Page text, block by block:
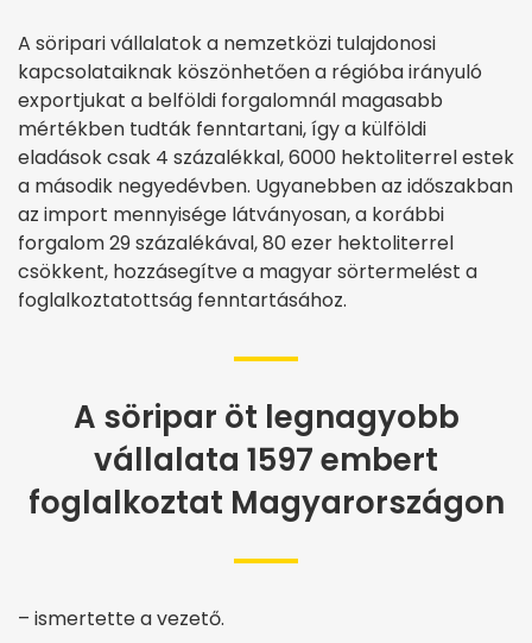
A söripari vállalatok a nemzetközi tulajdonosi
kapcsolataiknak köszönhetően a régióba irányuló
exportjukat a belföldi forgalomnál magasabb
mértékben tudták fenntartani, így a külföldi
eladások csak 4 százalékkal, 6000 hektoliterrel estek
a második negyedévben. Ugyanebben az időszakban
az import mennyisége látványosan, a korábbi
forgalom 29 százalékával, 80 ezer hektoliterrel
csökkent, hozzásegítve a magyar sörtermelést a
foglalkoztatottság fenntartásához.
A söripar öt legnagyobb
vállalata 1597 embert
foglalkoztat Magyarországon
– ismertette a vezető.